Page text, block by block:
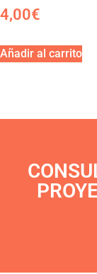
4,00€
Añadir al carrito